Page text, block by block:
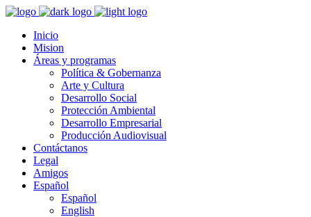
Inicio
Mision
Áreas y programas
Política & Gobernanza
Arte y Cultura
Desarrollo Social
Protección Ambiental
Desarrollo Empresarial
Producción Audiovisual
Contáctanos
Legal
Amigos
Español
Español
English